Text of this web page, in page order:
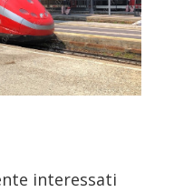
interessati